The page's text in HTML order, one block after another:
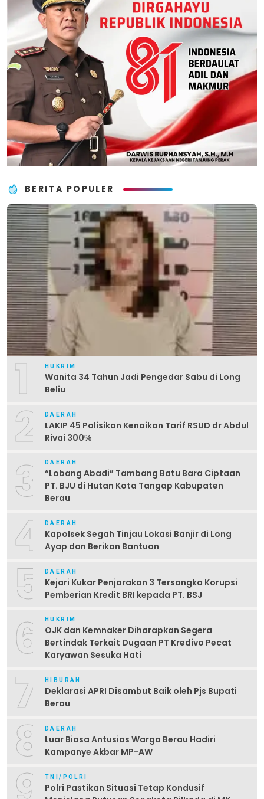
BERITA POPULER
1 HUKRIM
Wanita 34 Tahun Jadi Pengedar Sabu di Long
Beliu
2 DAERAH
LAKIP 45 Polisikan Kenaikan Tarif RSUD dr Abdul
Rivai 300℅
3 DAERAH
“Lobang Abadi” Tambang Batu Bara Ciptaan
PT. BJU di Hutan Kota Tangap Kabupaten
Berau
4 DAERAH
Kapolsek Segah Tinjau Lokasi Banjir di Long
Ayap dan Berikan Bantuan
5 DAERAH
Kejari Kukar Penjarakan 3 Tersangka Korupsi
Pemberian Kredit BRI kepada PT. BSJ
6 HUKRIM
OJK dan Kemnaker Diharapkan Segera
Bertindak Terkait Dugaan PT Kredivo Pecat
Karyawan Sesuka Hati
7 HIBURAN
Deklarasi APRI Disambut Baik oleh Pjs Bupati
Berau
8 DAERAH
Luar Biasa Antusias Warga Berau Hadiri
Kampanye Akbar MP-AW
TNI/POLRI
Polri Pastikan Situasi Tetap Kondusif